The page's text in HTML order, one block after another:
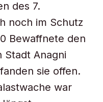
des 7.
noch im Schutz
Bewaffnete den
Stadt Anagni
sie offen.
war